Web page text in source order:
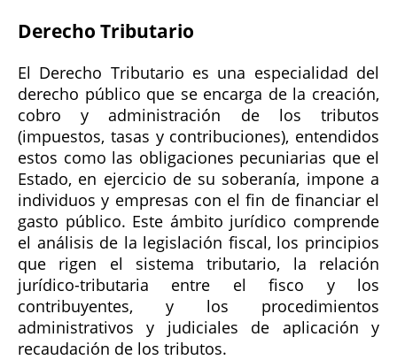
Derecho Tributario
El Derecho Tributario es una especialidad del
derecho público que se encarga de la creación,
cobro y administración de los tributos
(impuestos, tasas y contribuciones), entendidos
estos como las obligaciones pecuniarias que el
Estado, en ejercicio de su soberanía, impone a
individuos y empresas con el fin de financiar el
gasto público. Este ámbito jurídico comprende
el análisis de la legislación fiscal, los principios
que rigen el sistema tributario, la relación
jurídico-tributaria entre el fisco y los
contribuyentes, y los procedimientos
administrativos y judiciales de aplicación y
recaudación de los tributos.